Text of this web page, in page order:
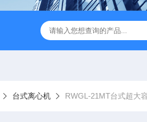
定仪 GDJ6010高低温交变试验
台式离心机 RWGL-21MT台式超大